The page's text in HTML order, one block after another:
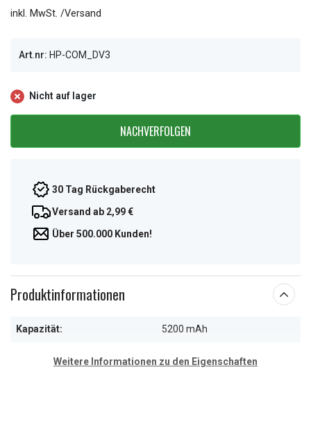
inkl. MwSt. /Versand
Art.nr: HP-COM_DV3
Nicht auf lager
NACHVERFOLGEN
30 Tag Rückgaberecht
Versand ab 2,99 €
Über 500.000 Kunden!
Produktinformationen
Kapazität: 5200 mAh
Weitere Informationen zu den Eigenschaften